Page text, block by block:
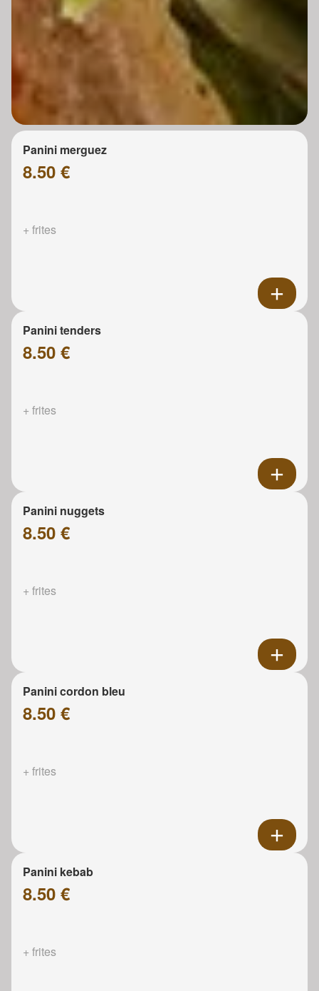
Panini merguez
8.50 €
+ frites
Panini tenders
8.50 €
+ frites
Panini nuggets
8.50 €
+ frites
Panini cordon bleu
8.50 €
+ frites
Panini kebab
8.50 €
+ frites